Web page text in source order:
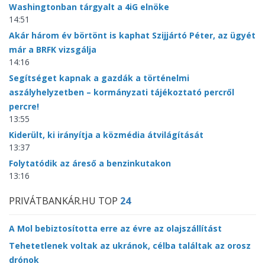
Washingtonban tárgyalt a 4iG elnöke
14:51
Akár három év börtönt is kaphat Szijjártó Péter, az ügyét
már a BRFK vizsgálja
14:16
Segítséget kapnak a gazdák a történelmi
aszályhelyzetben – kormányzati tájékoztató percről
percre!
13:55
Kiderült, ki irányítja a közmédia átvilágítását
13:37
Folytatódik az áreső a benzinkutakon
13:16
PRIVÁTBANKÁR.HU TOP 24
A Mol bebiztosította erre az évre az olajszállítást
Tehetetlenek voltak az ukránok, célba találtak az orosz
drónok